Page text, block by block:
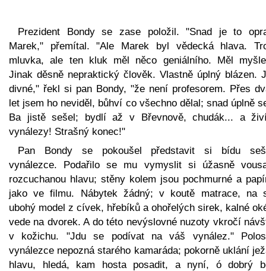
Prezident Bondy se zase položil. "Snad je to
Marek," přemítal. "Ale Marek byl vědecká hlava.
mluvka, ale ten kluk měl něco geniálního. Měl
Jinak děsně nepraktický člověk. Vlastně úplný blázen.
divné," řekl si pan Bondy, "že není profesorem. Přes
let jsem ho neviděl, bůhví co všechno dělal; snad úplně
Ba jistě sešel; bydlí až v Břevnově, chudák... a
vynálezy! Strašný konec!"
Pan Bondy se pokoušel představit si bídu
vynálezce. Podařilo se mu vymyslit si úžasně
rozcuchanou hlavu; stěny kolem jsou pochmurné a
jako ve filmu. Nábytek žádný; v koutě matrace, na
ubohý model z cívek, hřebíků a ohořelých sirek, kalné
vede na dvorek. A do této nevýslovné nuzoty vkročí
v kožichu. "Jdu se podívat na váš vynález."
vynálezce nepozná starého kamaráda; pokorně uklání
hlavu, hledá, kam hosta posadit, a nyní, ó dobrý